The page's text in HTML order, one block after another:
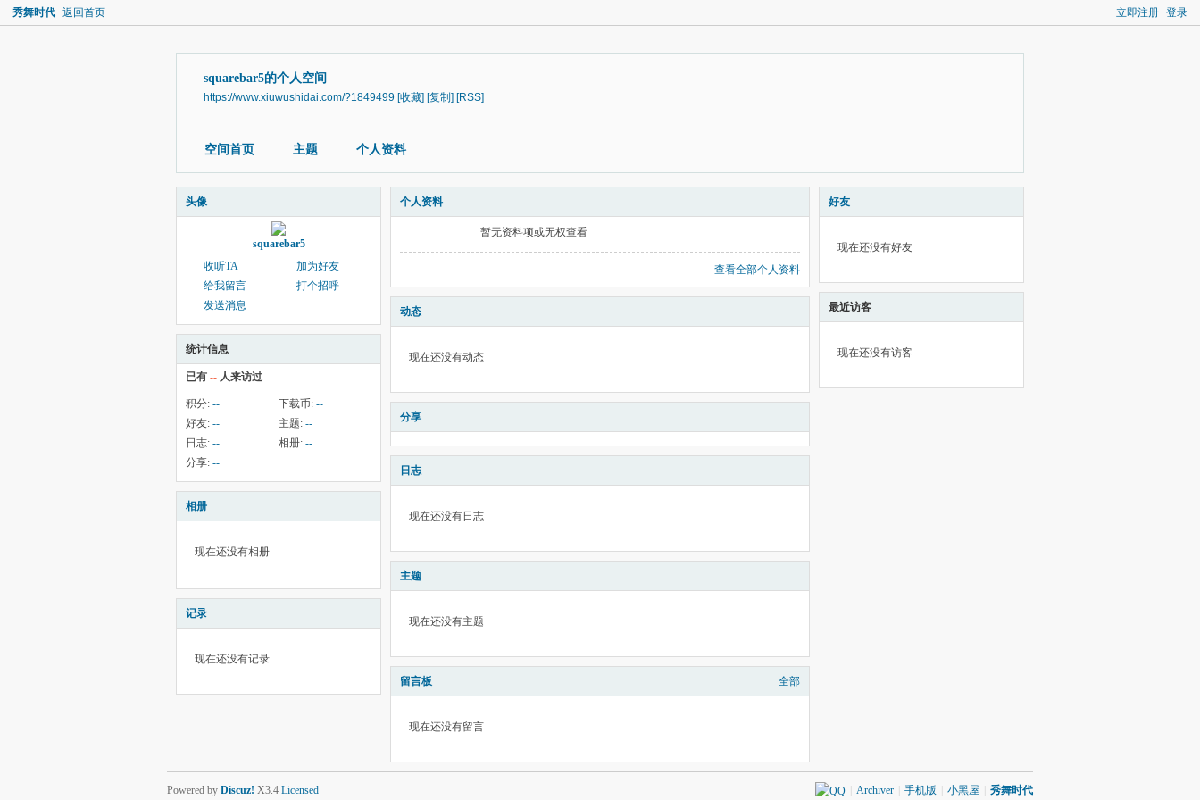
立即注册 登录
秀舞时代 返回首页
squarebar5的个人空间
https://www.xiuwushidai.com/?1849499 [收藏] [复制] [RSS]
空间首页 主题 个人资料
头像
squarebar5
收听TA
加为好友
给我留言
打个招呼
发送消息
统计信息
已有 -- 人来访过
积分: -- 下载币: --
好友: -- 主题: --
日志: -- 相册: --
分享: --
相册
现在还没有相册
记录
现在还没有记录
个人资料
暂无资料项或无权查看
查看全部个人资料
动态
现在还没有动态
分享
日志
现在还没有日志
主题
现在还没有主题
留言板 全部
现在还没有留言
好友
现在还没有好友
最近访客
现在还没有访客
Archiver 手机版 小黑屋 秀舞时代
Powered by Discuz! X3.4 Licensed